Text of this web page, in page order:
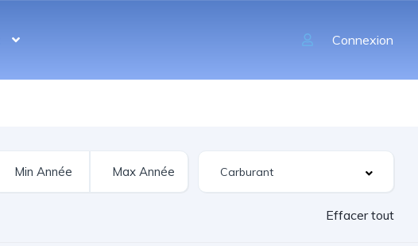
Connexion
Effacer tout